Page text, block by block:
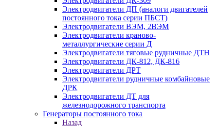
Электродвигатели ДП (аналоги двигателей
постоянного тока серии ПБСТ)
Электродвигатели ВЭМ, 2ВЭМ
Электродвигатели краново-
металлургические серии Д
Электродвигатели тяговые рудничные ДТН
Электродвигатели ДК-812, ДК-816
Электродвигатели ДРТ
Электродвигатели рудничные комбайновые
ДРК
Электродвигатели ДТ для
железнодорожного транспорта
Генераторы постоянного тока
Назад